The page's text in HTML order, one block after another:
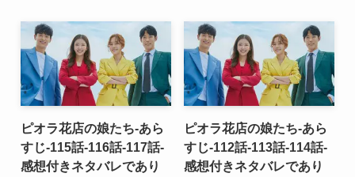
ピオラ花店の娘たち-あら
すじ-115話-116話-117話-
感想付きネタバレであり
ピオラ花店の娘たち-あら
すじ-112話-113話-114話-
感想付きネタバレであり